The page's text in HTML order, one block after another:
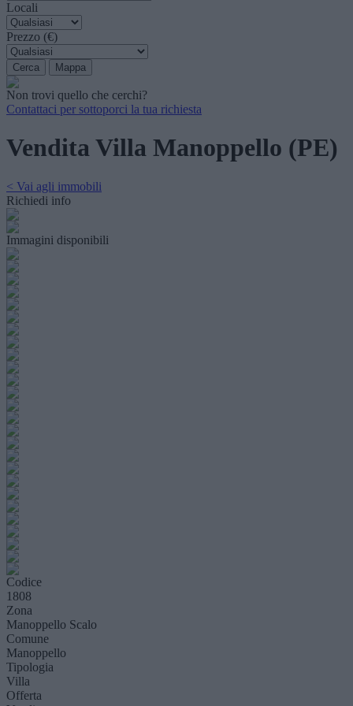
Locali
Prezzo (€)
Non trovi quello che cerchi?
Contattaci per sottoporci la tua richiesta
Vendita Villa Manoppello (PE)
< Vai agli immobili
Richiedi info
Immagini disponibili
Codice
1808
Zona
Manoppello Scalo
Comune
Manoppello
Tipologia
Villa
Offerta